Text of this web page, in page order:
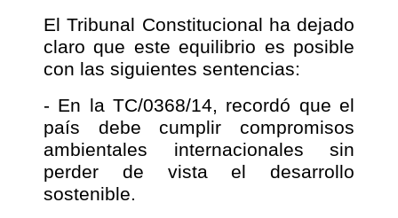
El Tribunal Constitucional ha dejado
claro que este equilibrio es posible
con las siguientes sentencias:
- En la TC/0368/14, recordó que el
país debe cumplir compromisos
ambientales internacionales sin
perder de vista el desarrollo
sostenible.